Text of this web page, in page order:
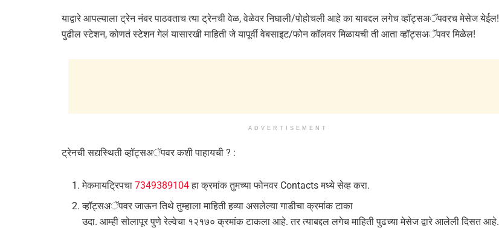
याद्वारे आपल्याला ट्रेन नंबर पाठवताच त्या ट्रेनची वेळ, वेळेवर निघाली/पोहोचली आहे का याबद्दल लगेच व्हॉट्सअॅपवरच मेसेज येईल!
पुढील स्टेशन, कोणतं स्टेशन गेलं यासारखी माहिती जे यापूर्वी वेबसाइट/फोन कॉलवर मिळायची ती आता व्हॉट्सअॅपवर मिळेल!
ADVERTISEMENT
ट्रेनची सद्यस्थिती व्हॉट्सअॅपवर कशी पाहायची ? :
मेकमायट्रिपचा7349389104हा क्रमांक तुमच्या फोनवर Contacts मध्ये सेव्ह करा.
व्हॉट्सअॅपवर जाऊन तिथे तुम्हाला माहिती हव्या असलेल्या गाडीचा क्रमांक टाका
उदा. आम्ही सोलापूर पुणे रेल्वेचा १२१७० क्रमांक टाकला आहे. तर त्याबद्दल लगेच माहिती पुढच्या मेसेज द्वारे आलेली दिसत आहे.